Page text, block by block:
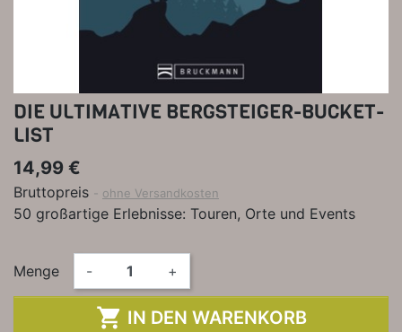
DIE ULTIMATIVE BERGSTEIGER-BUCKET-
LIST
14,99 €
Bruttopreis ohne Versandkosten
50 großartige Erlebnisse: Touren, Orte und Events
Menge - +
 IN DEN WARENKORB